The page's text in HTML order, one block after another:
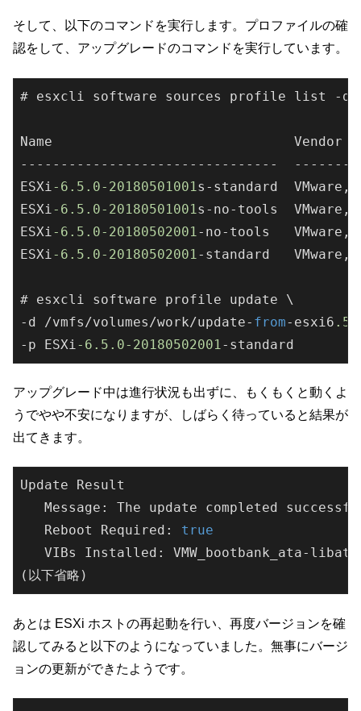
そして、以下のコマンドを実行します。プロファイルの確
認をして、アップグレードのコマンドを実行しています。
# esxcli software sources profile list -d /
Name                              Vendor
--------------------------------
ESXi -6.5 .0-20180501001 s-standard
ESXi -6.5 .0-20180501001 s-no-tools  VMware,
ESXi -6.5 .0-20180502001 -no-tools   VMware,
ESXi -6.5 .0-20180502001 -standard
# esxcli software profile update \
-d /vmfs/volumes/work/update- from-esxi6 .5
-p ESXi -6.5 .0-20180502001
アップグレード中は進行状況も出ずに、もくもくと動くよ
うでやや不安になりますが、しばらく待っていると結果が
出てきます。
Update Result
Message: The update completed
   Reboot Required:
true
VIBs Installed: VMW_bootbank_ata-
あとは ESXi ホストの再起動を行い、再度バージョンを確
認してみると以下のようになっていました。無事にバージ
ョンの更新ができたようです。